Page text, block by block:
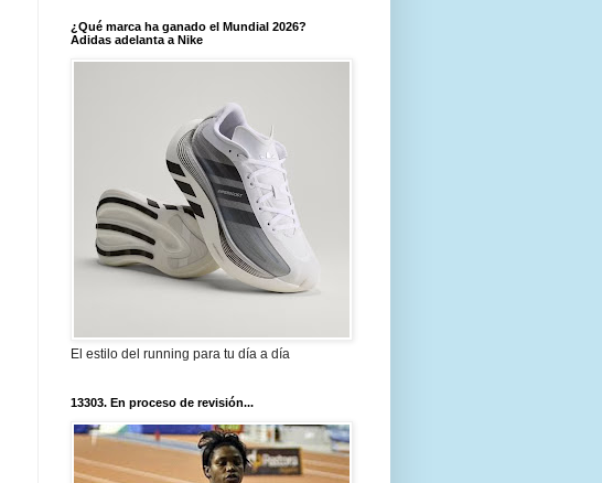
¿Qué marca ha ganado el Mundial 2026?
Adidas adelanta a Nike
El estilo del running para tu día a día
13303. En proceso de revisión...